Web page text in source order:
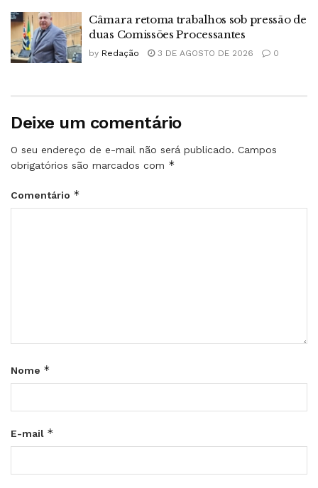
Câmara retoma trabalhos sob pressão de
duas Comissões Processantes
by Redação 3 DE AGOSTO DE 2026 0
Deixe um comentário
O seu endereço de e-mail não será publicado. Campos
obrigatórios são marcados com *
Comentário *
Nome *
E-mail *